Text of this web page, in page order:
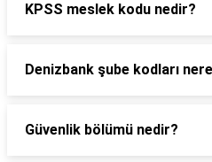
KPSS meslek kodu nedir?
Denizbank şube kodları
Güvenlik bölümü nedir?